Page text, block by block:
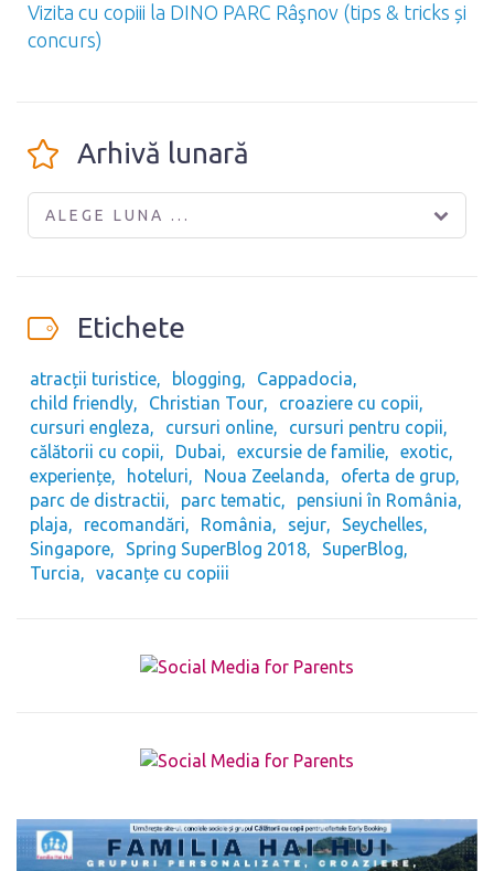
Vizita cu copiii la DINO PARC Râşnov (tips & tricks și
concurs)
Arhivă lunară
ALEGE LUNA ...
Etichete
atracții turistice blogging
Cappadocia
child friendly
Christian Tour
croaziere cu copii
cursuri engleza
cursuri online
cursuri pentru copii
călătorii cu copii
Dubai excursie de familie
exotic
experiențe
hoteluri Noua Zeelanda
oferta de grup
parc de distractii
parc tematic
pensiuni în România
plaja
recomandări România sejur
Seychelles
Singapore
Spring SuperBlog 2018
SuperBlog
Turcia
vacanțe cu copiii
The form you have selected does not exist.